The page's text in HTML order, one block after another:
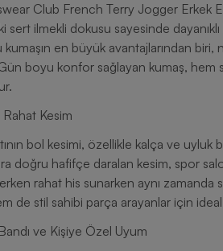
Club French Terry Jogger Erkek
sert ilmekli dokusu sayesinde
en büyük avantajlarından biri,
Gün boyu konfor sağlayan kumaş,
Kesim
bol kesimi, özellikle kalça ve
doğru hafifçe daralan kesim, spor
rahat his sunarken aynı
de stil sahibi parça arayanlar için
ve Kişiye Özel Uyum